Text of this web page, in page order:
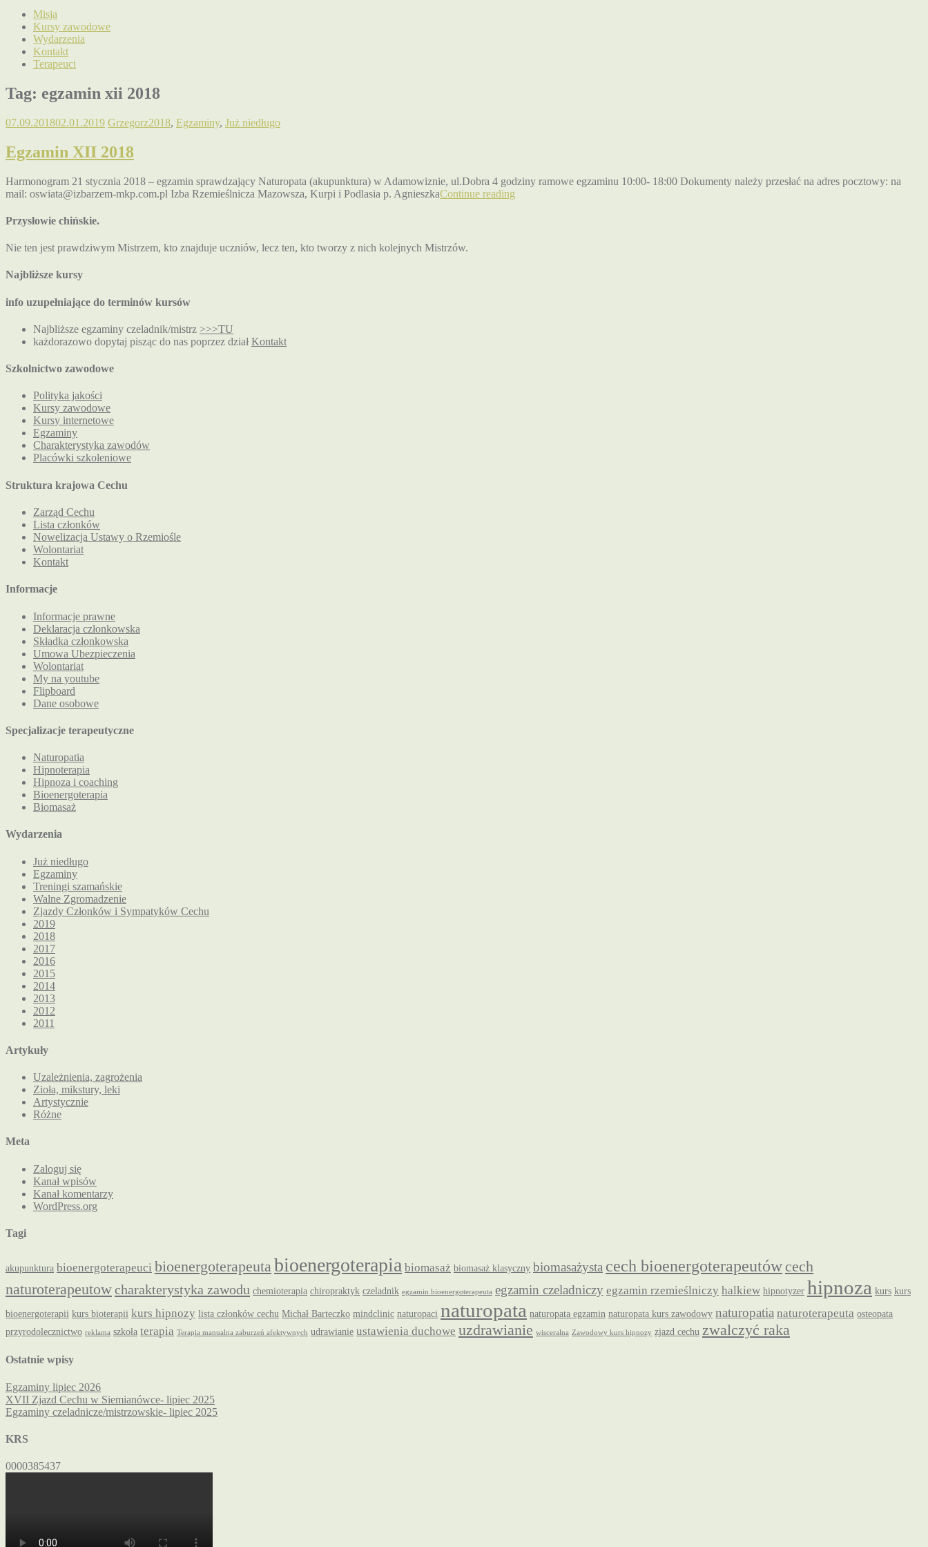
Misja
Kursy zawodowe
Wydarzenia
Kontakt
Terapeuci
Tag: egzamin xii 2018
07.09.201802.01.2019 Grzegorz2018, Egzaminy, Już niedługo
Egzamin XII 2018
Harmonogram 21 stycznia 2018 – egzamin sprawdzający Naturopata (akupunktura) w Adamowiznie, ul.Dobra 4 godziny ramowe egzaminu 10:00- 18:00 Dokumenty należy przesłać na adres pocztowy: na
mail: oswiata@izbarzem-mkp.com.pl Izba Rzemieślnicza Mazowsza, Kurpi i Podlasia p. AgnieszkaContinue reading
Przysłowie chińskie.
Nie ten jest prawdziwym Mistrzem, kto znajduje uczniów, lecz ten, kto tworzy z nich kolejnych Mistrzów.
Najbliższe kursy
info uzupełniające do terminów kursów
Najbliższe egzaminy czeladnik/mistrz >>>TU
każdorazowo dopytaj pisząc do nas poprzez działKontakt
Szkolnictwo zawodowe
Polityka jakości
Kursy zawodowe
Kursy internetowe
Egzaminy
Charakterystyka zawodów
Placówki szkoleniowe
Struktura krajowa Cechu
Zarząd Cechu
Lista członków
Nowelizacja Ustawy o Rzemiośle
Wolontariat
Kontakt
Informacje
Informacje prawne
Deklaracja członkowska
Składka członkowska
Umowa Ubezpieczenia
Wolontariat
My na youtube
Flipboard
Dane osobowe
Specjalizacje terapeutyczne
Naturopatia
Hipnoterapia
Hipnoza i coaching
Bioenergoterapia
Biomasaż
Wydarzenia
Już niedługo
Egzaminy
Treningi szamańskie
Walne Zgromadzenie
Zjazdy Członków i Sympatyków Cechu
2019
2018
2017
2016
2015
2014
2013
2012
2011
Artykuły
Uzależnienia, zagrożenia
Zioła, mikstury, leki
Artystycznie
Różne
Meta
Zaloguj się
Kanał wpisów
Kanał komentarzy
WordPress.org
Tagi
akupunktura bioenergoterapeuci bioenergoterapeutabioenergoterapia biomasaż biomasaż klasyczny biomasażysta cech bioenergoterapeutów cech
naturoterapeutowcharakterystyka zawodu chemioterapia chiropraktyk czeladnik egzamin bioenergoterapeuta egzamin czeladniczy egzamin rzemieślniczy halkiew hipnotyzer hipnoza kurs kurs
bioenergoterapii kurs bioterapii kurs hipnozy lista członków cechu Michał Barteczko mindclinic naturopaci naturopata naturopata egzamin naturopata kurs zawodowy naturopatia naturoterapeuta osteopata
przyrodolecznictwo reklama szkoła terapia Terapia manualna zaburzeń afektywnych udrawianie ustawienia duchowe uzdrawianie wisceralna Zawodowy kurs hipnozy zjazd cechu zwalczyć raka
Ostatnie wpisy
Egzaminy lipiec 2026
XVII Zjazd Cechu w Siemianówce- lipiec 2025
Egzaminy czeladnicze/mistrzowskie- lipiec 2025
KRS
0000385437